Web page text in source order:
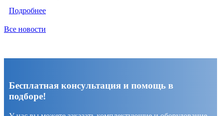
Подробнее
Все новости
Бесплатная консультация и помощь в
подборе!